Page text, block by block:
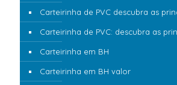
Carteirinha de PVC descubra as
Carteirinha de PVC: descubra as
Carteirinha em BH
Carteirinha em BH valor